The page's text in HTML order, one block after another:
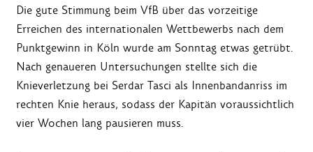
Die gute Stimmung beim VfB über das vorzeitige
Erreichen des internationalen Wettbewerbs nach dem
Punktgewinn in Köln wurde am Sonntag etwas getrübt.
Nach genaueren Untersuchungen stellte sich die
Knieverletzung bei Serdar Tasci als Innenbandanriss im
rechten Knie heraus, sodass der Kapitän voraussichtlich
vier Wochen lang pausieren muss.